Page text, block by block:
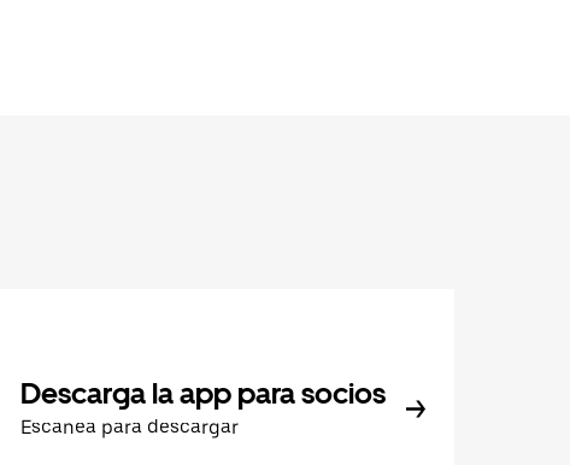
Descarga la app para socios
Escanea para descargar